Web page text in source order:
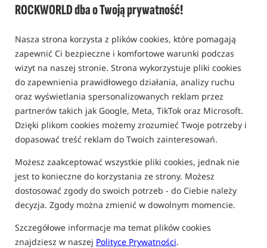
ROCKWORLD dba o Twoją prywatność!
Nasza strona korzysta z plików cookies, które pomagają
zapewnić Ci bezpieczne i komfortowe warunki podczas
wizyt na naszej stronie. Strona wykorzystuje pliki cookies
do zapewnienia prawidłowego działania, analizy ruchu
oraz wyświetlania spersonalizowanych reklam przez
partnerów takich jak Google, Meta, TikTok oraz Microsoft.
Dzięki plikom cookies możemy zrozumieć Twoje potrzeby i
dopasować treść reklam do Twoich zainteresowań.
Możesz zaakceptować wszystkie pliki cookies, jednak nie
jest to konieczne do korzystania ze strony. Możesz
dostosować zgody do swoich potrzeb - do Ciebie należy
decyzja. Zgody można zmienić w dowolnym momencie.
Szczegółowe informacje ma temat plików cookies
znajdziesz w naszej Polityce Prywatności.